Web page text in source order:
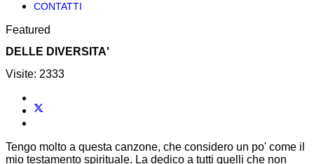
CONTATTI
Featured
DELLE DIVERSITA'
Visite: 2333
Tengo molto a questa canzone, che considero un po' come il
mio testamento spirituale. La dedico a tutti quelli che non